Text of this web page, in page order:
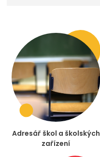
Adresář škol a školských
zařízení